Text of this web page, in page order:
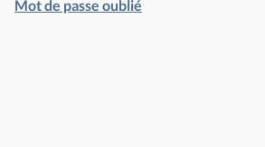
Mot de passe oublié